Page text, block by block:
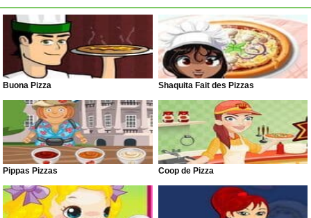
Buona Pizza Shaquita Fait des Pizzas
Pippas Pizzas Coop de Pizza